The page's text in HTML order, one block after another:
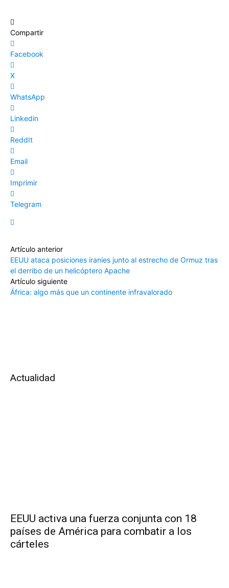
Compartir
Facebook
X
WhatsApp
Linkedin
ReddIt
Email
Imprimir
Telegram
Artículo anterior
EEUU ataca posiciones iraníes junto al estrecho de Ormuz tras
el derribo de un helicóptero Apache
Artículo siguiente
África: algo más que un continente infravalorado
Actualidad
EEUU activa una fuerza conjunta con 18
países de América para combatir a los
cárteles